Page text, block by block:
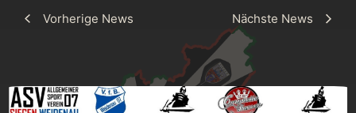
Vorherige News Nächste News